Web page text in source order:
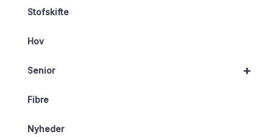
Stofskifte
Hov
+
Senior
Fibre
Nyheder